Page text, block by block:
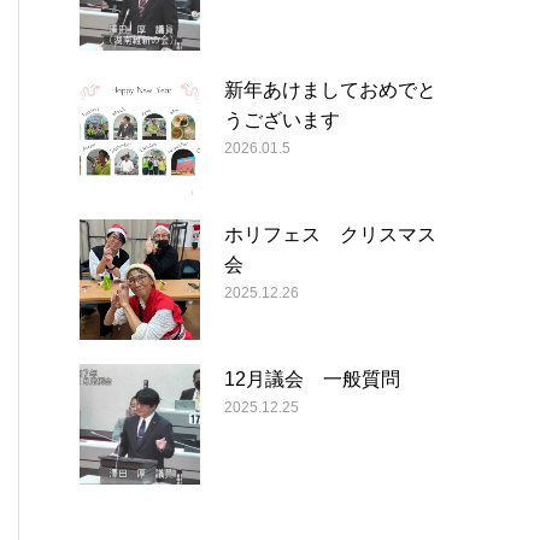
新年あけましておめでと
うございます
2026.01.5
ホリフェス クリスマス
会
2025.12.26
12月議会 一般質問
2025.12.25